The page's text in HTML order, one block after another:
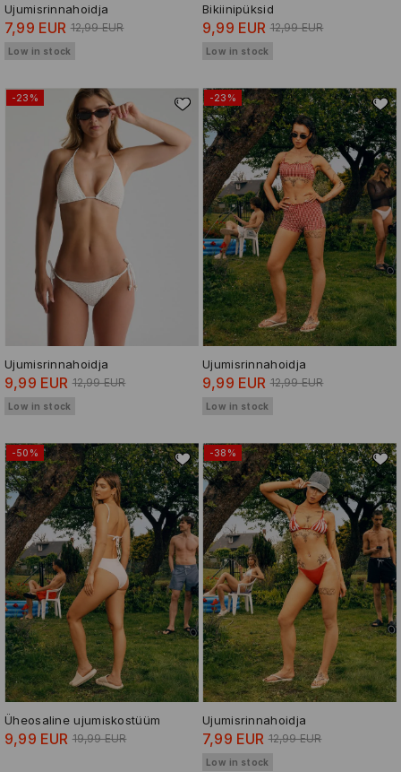
Ujumisrinnahoidja
7,99 EUR 12,99 EUR
Low in stock
Bikiinipüksid
9,99 EUR 12,99 EUR
Low in stock
-23%
Ujumisrinnahoidja
9,99 EUR 12,99 EUR
Low in stock
-23%
Ujumisrinnahoidja
9,99 EUR 12,99 EUR
Low in stock
-50%
Üheosaline ujumiskostüüm
9,99 EUR 19,99 EUR
-38%
Ujumisrinnahoidja
7,99 EUR 12,99 EUR
Low in stock